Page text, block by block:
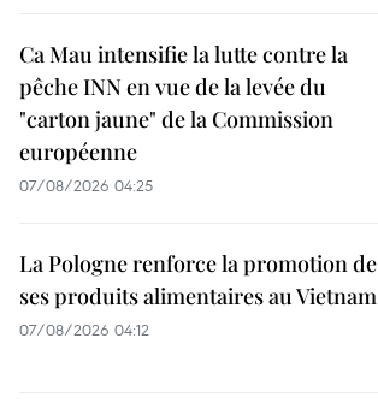
Ca Mau intensifie la lutte contre la
pêche INN en vue de la levée du
"carton jaune" de la Commission
européenne
07/08/2026 04:25
La Pologne renforce la promotion de
ses produits alimentaires au Vietnam
07/08/2026 04:12